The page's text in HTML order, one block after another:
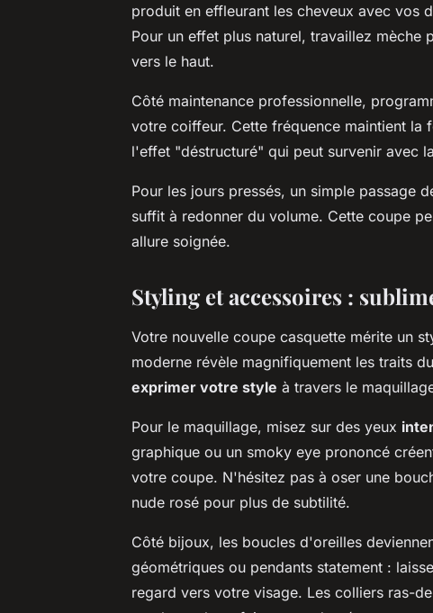
produit en effleurant les cheveux avec vos
Pour un effet plus naturel, travaillez mèche
vers le haut.
Côté maintenance professionnelle,
votre coiffeur. Cette fréquence maintient
l'effet "déstructuré" qui peut survenir avec
Pour les jours pressés, un simple passage
suffit à redonner du volume. Cette coupe
allure soignée.
Styling et accessoires :
Votre nouvelle coupe casquette mérite un
moderne révèle magnifiquement les traits
exprimer votre style à travers le
Pour le maquillage, misez sur des yeux
graphique ou un smoky eye prononcé
votre coupe. N'hésitez pas à oser une
nude rosé pour plus de subtilité.
Côté bijoux, les boucles d'oreilles
géométriques ou pendants statement :
regard vers votre visage. Les colliers ras-